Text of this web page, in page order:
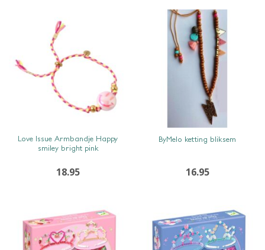
SNEL BEKIJKEN
Love Issue Armbandje Happy
smiley bright pink
18.95
ByMelo ketting bliksem
16.95